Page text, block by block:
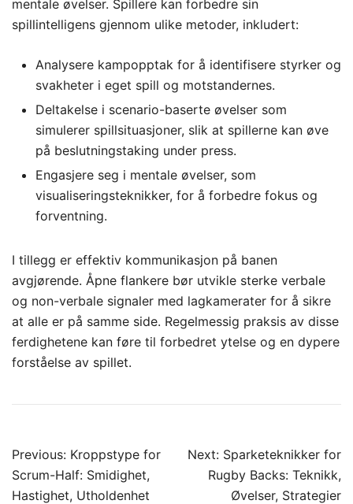
mentale øvelser. Spillere kan forbedre sin
spillintelligens gjennom ulike metoder, inkludert:
Analysere kampopptak for å identifisere styrker og
svakheter i eget spill og motstandernes.
Deltakelse i scenario-baserte øvelser som
simulerer spillsituasjoner, slik at spillerne kan øve
på beslutningstaking under press.
Engasjere seg i mentale øvelser, som
visualiseringsteknikker, for å forbedre fokus og
forventning.
I tillegg er effektiv kommunikasjon på banen
avgjørende. Åpne flankere bør utvikle sterke verbale
og non-verbale signaler med lagkamerater for å sikre
at alle er på samme side. Regelmessig praksis av disse
ferdighetene kan føre til forbedret ytelse og en dypere
forståelse av spillet.
Post
navigation
Previous: Kroppstype for
Scrum-Half: Smidighet,
Hastighet, Utholdenhet
Next: Sparketeknikker for
Rugby Backs: Teknikk,
Øvelser, Strategier